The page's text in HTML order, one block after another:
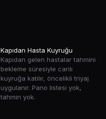
Kapıdan Hasta Kuyruğu
Kapıdan gelen hastalar tahmini
bekleme süresiyle canlı
kuyruğa katılır, öncelikli triyaj
uygulanır. Pano listesi yok,
tahmin yok.